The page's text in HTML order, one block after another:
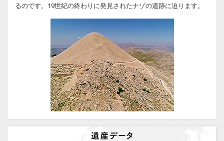
るのです。19世紀の終わりに発見されたナゾの遺跡に迫ります。